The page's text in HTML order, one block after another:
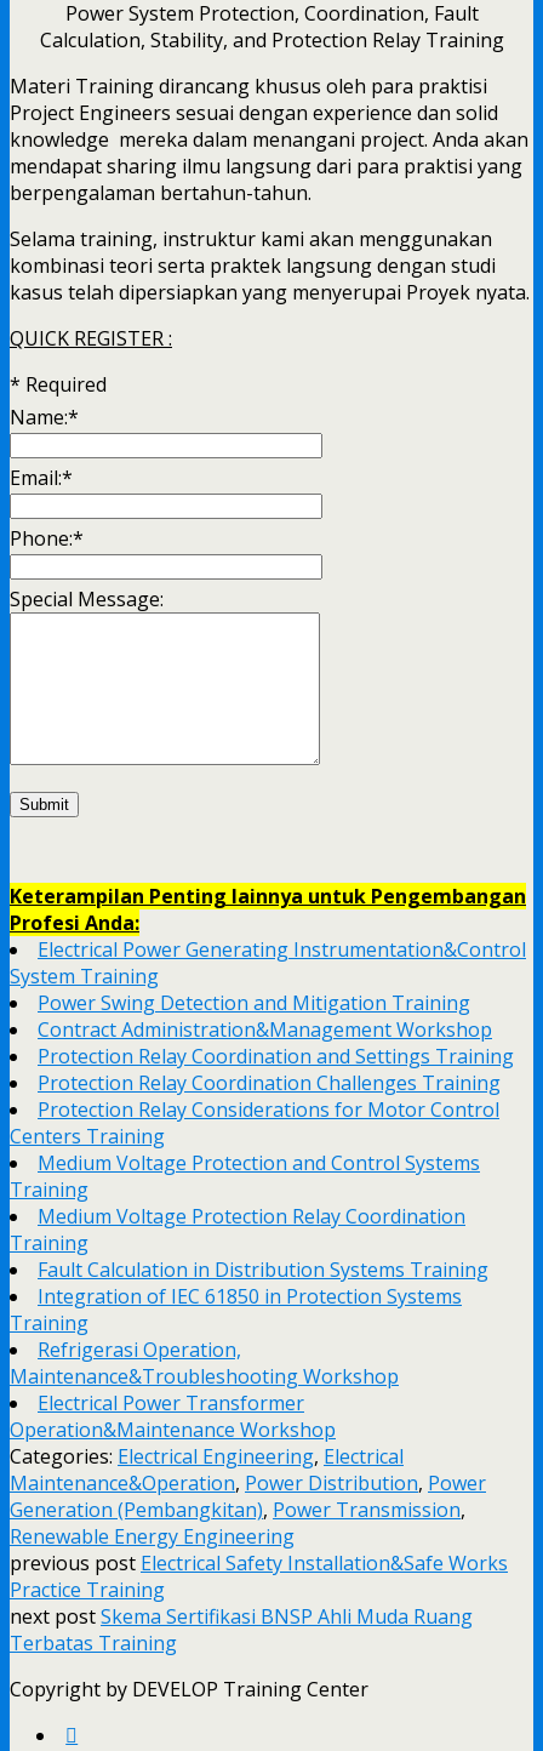
Power System Protection, Coordination, Fault
Calculation, Stability, and Protection Relay Training
Materi Training dirancang khusus oleh para praktisi
Project Engineers sesuai dengan experience dan solid
knowledge mereka dalam menangani project. Anda akan
mendapat sharing ilmu langsung dari para praktisi yang
berpengalaman bertahun-tahun.
Selama training, instruktur kami akan menggunakan
kombinasi teori serta praktek langsung dengan studi
kasus telah dipersiapkan yang menyerupai Proyek nyata.
QUICK REGISTER :
* Required
Name:*
Email:*
Phone:*
Special Message:
Keterampilan Penting lainnya untuk Pengembangan
Profesi Anda:
Electrical Power Generating Instrumentation&Control
System Training
Power Swing Detection and Mitigation Training
Contract Administration&Management Workshop
Protection Relay Coordination and Settings Training
Protection Relay Coordination Challenges Training
Protection Relay Considerations for Motor Control
Centers Training
Medium Voltage Protection and Control Systems
Training
Medium Voltage Protection Relay Coordination
Training
Fault Calculation in Distribution Systems Training
Integration of IEC 61850 in Protection Systems
Training
Refrigerasi Operation,
Maintenance&Troubleshooting Workshop
Electrical Power Transformer
Operation&Maintenance Workshop
Categories: Electrical Engineering, Electrical
Maintenance&Operation, Power Distribution, Power
Generation (Pembangkitan), Power Transmission,
Renewable Energy Engineering
previous post Electrical Safety Installation&Safe Works
Practice Training
next postSkema Sertifikasi BNSP Ahli Muda Ruang
Terbatas Training
Copyright by DEVELOP Training Center